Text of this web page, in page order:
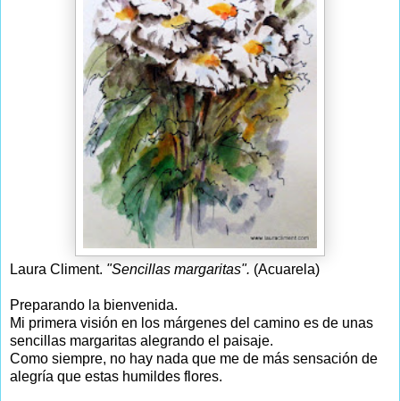
Laura Climent. "Sencillas margaritas". (Acuarela)
Preparando la bienvenida.
Mi primera visión en los márgenes del camino es de unas
sencillas margaritas alegrando el paisaje.
Como siempre, no hay nada que me de más sensación de
alegría que estas humildes flores.